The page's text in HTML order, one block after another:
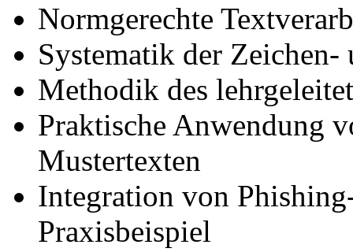
Normgerechte
Systematik der
Methodik des
Praktische Anwendung
Mustertexten
Integration von
Praxisbeispiel